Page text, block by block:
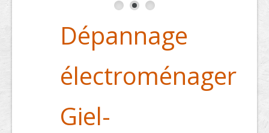
Dépannage
électroménager
Giel-